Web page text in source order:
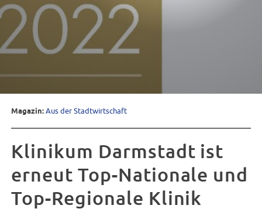
Magazin:Aus der Stadtwirtschaft
Klinikum Darmstadt ist
erneut Top-Nationale und
Top-Regionale Klinik